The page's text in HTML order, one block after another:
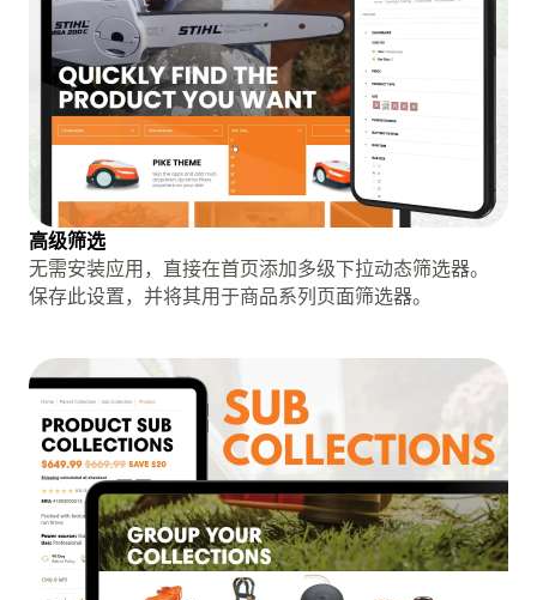
高级筛选
无需安装应用，直接在首页添加多级下拉动态筛选器。
保存此设置，并将其用于商品系列页面筛选器。